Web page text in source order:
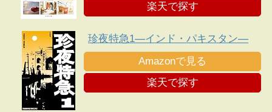
楽天で探す
珍夜特急1―インド・パキスタン―
Amazonで見る
楽天で探す